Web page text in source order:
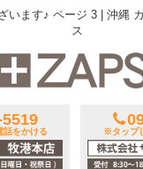
います♪ ページ 3 | 沖縄
ス
をかける ※タップ